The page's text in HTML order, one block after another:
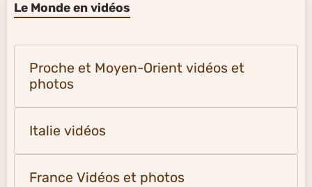
Le Monde en vidéos
Proche et Moyen-Orient vidéos et
photos
Italie vidéos
France Vidéos et photos